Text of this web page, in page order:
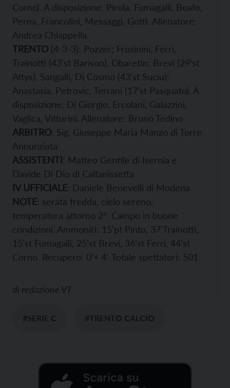
Corno). A disposizione: Pirola, Fumagalli, Boafo,
Perna, Francolini, Messaggi, Gotti. Allenatore:
Andrea Chiappella.
TRENTO (4-3-3): Pozzer; Frosinini, Ferri,
Trainotti (43’st Barison), Obaretin; Brevi (29’st
Attys), Sangalli, Di Cosmo (43’st Suciu);
Anastasia, Petrovic, Terrani (17’st Pasquato). A
disposizione: Di Giorgio, Ercolani, Galazzini,
Vaglica, Vitturini. Allenatore: Bruno Tedino
ARBITRO: Sig. Giuseppe Maria Manzo di Torre
Annunziata
ASSISTENTI: Matteo Gentile di Isernia e
Davide Di Dio di Caltanissetta
IV UFFICIALE: Daniele Benevelli di Modena
NOTE: serata fredda, cielo sereno,
temperatura attorno 2°. Campo in buone
condizioni. Ammoniti: 15’pt Pinto, 37’Trainotti,
15’st Fumagalli, 25’st Brevi, 36’st Ferri, 44’st
Corno. Recupero: 0’+ 4’. Totale spettatori: 501
di redazione VT
#SERIE C #TRENTO CALCIO